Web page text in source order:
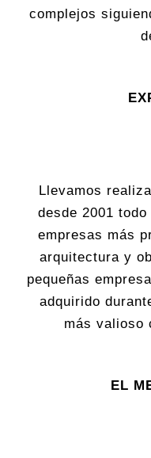
complejos
Llevamos
desde 2001
empresas más
arquitectura y
pequeñas
adquirido
más valioso
EL